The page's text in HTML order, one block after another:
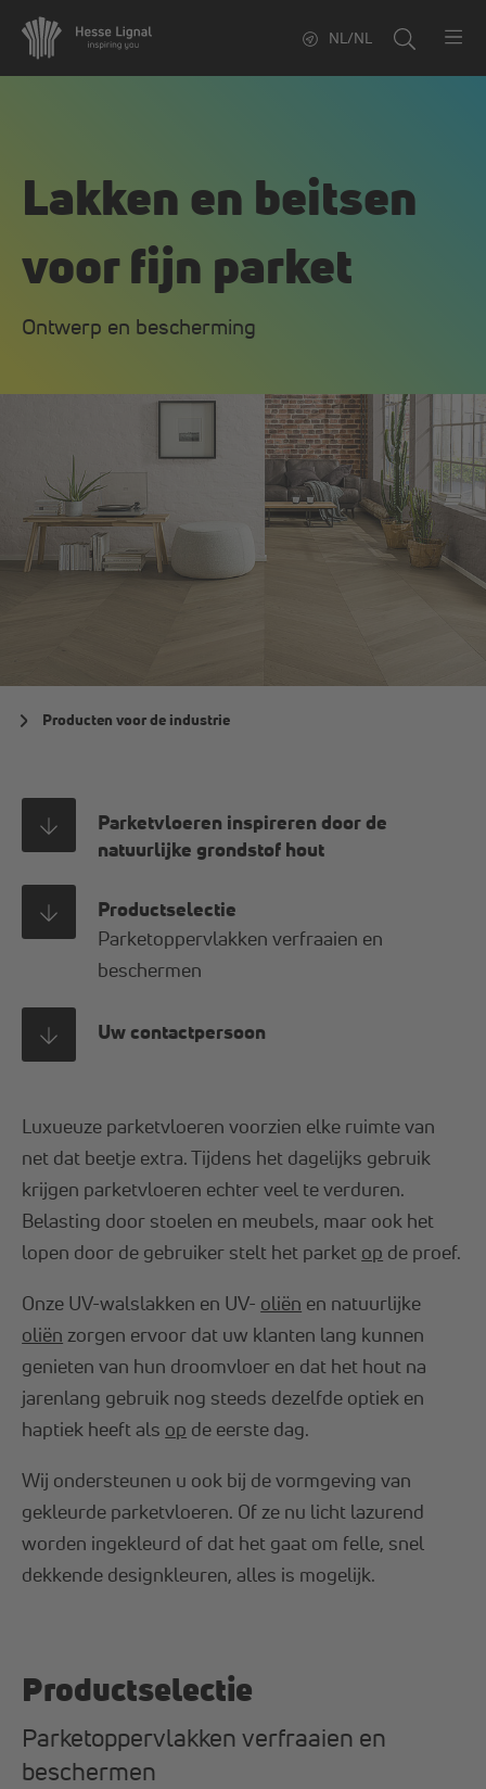
NL/NL
Lakken en beitsen
voor fijn parket
Ontwerp en bescherming
Producten voor de industrie
Parketvloeren inspireren door de
natuurlijke grondstof hout
Productselectie
Parketoppervlakken verfraaien en
beschermen
Uw contactpersoon
Luxueuze parketvloeren voorzien elke ruimte van
net dat beetje extra. Tijdens het dagelijks gebruik
krijgen parketvloeren echter veel te verduren.
Belasting door stoelen en meubels, maar ook het
lopen door de gebruiker stelt het parket op de proef.
Onze UV-walslakken en UV- oliën en natuurlijke
oliën zorgen ervoor dat uw klanten lang kunnen
genieten van hun droomvloer en dat het hout na
jarenlang gebruik nog steeds dezelfde optiek en
haptiek heeft als op de eerste dag.
Wij ondersteunen u ook bij de vormgeving van
gekleurde parketvloeren. Of ze nu licht lazurend
worden ingekleurd of dat het gaat om felle, snel
dekkende designkleuren, alles is mogelijk.
Productselectie
Parketoppervlakken verfraaien en
beschermen